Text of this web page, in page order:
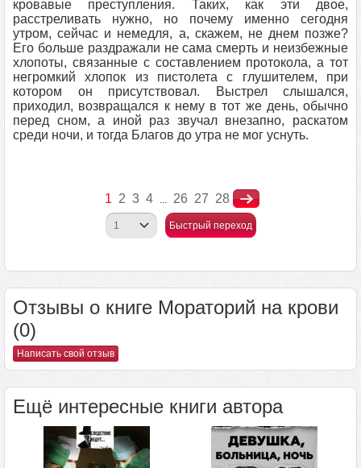
кровавые преступления. Таких, как эти двое,
расстреливать нужно, но почему именно сегодня
утром, сейчас и немедля, а, скажем, не днем позже?
Его больше раздражали не сама смерть и неизбежные
хлопоты, связанные с составлением протокола, а тот
негромкий хлопок из пистолета с глушителем, при
котором он присутствовал. Выстрел слышался,
приходил, возвращался к нему в тот же день, обычно
перед сном, а иной раз звучал внезапно, раскатом
среди ночи, и тогда Благов до утра не мог уснуть.
1 2 3 4 ... 26 27 28
Быстрый переход
Отзывы о книге Мораторий на крови
(0)
Написать свой отзыв
Ещё интересные книги автора